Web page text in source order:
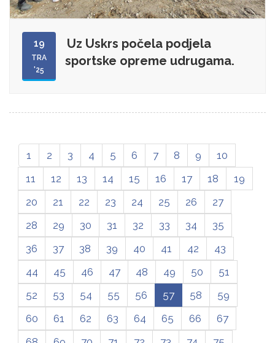
19
TRA
'25
Uz Uskrs počela podjela
sportske opreme udrugama.
1 2 3 4 5 6 7 8 9
10
11
12 13 14 15 16 17 18
19
20
21 22 23 24 25 26
27
28
29 30 31 32 33 34
35
36
37 38 39 40 41 42
43
44
45 46 47 48 49 50
51
52
53 54 55 56 57 58
59
60
61 62 63 64 65 66
67